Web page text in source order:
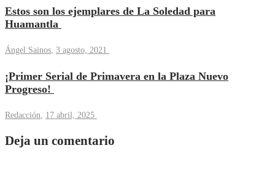
Estos son los ejemplares de La Soledad para
Huamantla
Ángel Sainos, 3 agosto, 2021
¡Primer Serial de Primavera en la Plaza Nuevo
Progreso!
Redacción, 17 abril, 2025
Deja un comentario